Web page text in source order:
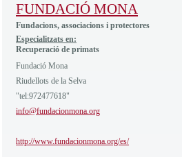
FUNDACIÓ MONA
Fundacions, associacions i protectores
Especialitzats en:
Recuperació de primats
Fundació Mona
Riudellots de la Selva
"tel:972477618"
info@fundacionmona.org
http://www.fundacionmona.org/es/